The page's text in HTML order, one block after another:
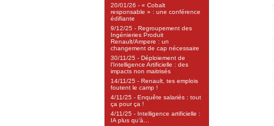
20/01/26 - « Cobalt
responsable » : une conférence
édifiante
9/12/25 - Regroupement des
Ingénieries Produit
Renault/Ampere : un
changement de cap nécessaire
30/11/25 - Déploiement de
l’Intelligence Artificielle : des
impacts non maitrisés
14/11/25 - Renault, tes emplois
foutent le camp !
4/11/25 - Enquête salariés : tout
ça pour ça !
4/11/25 - Intelligence artificielle :
IA plus qu’à…